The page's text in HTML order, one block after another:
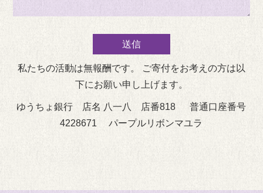
私たちの活動は無報酬です。 ご寄付をお考えの方は以
下にお願い申し上げます。
ゆうちょ銀行 店名 八一八 店番818 普通口座番号
4228671 パープルリボンマユラ